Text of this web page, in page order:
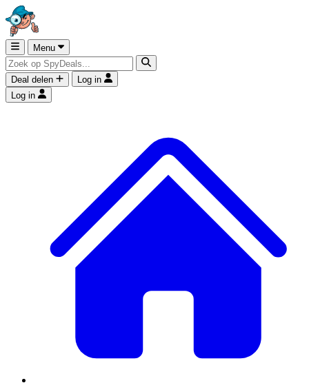
Menu
Deal delen
Log in
Log in